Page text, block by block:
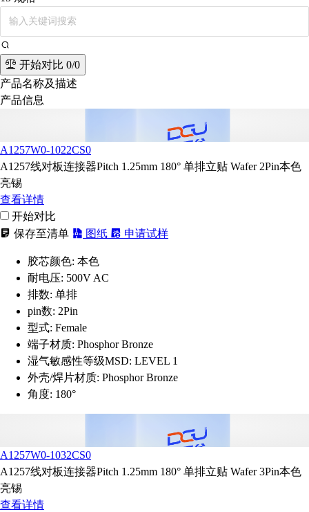
开始对比 0/0
产品名称及描述
产品信息
A1257W0-1022CS0
A1257线对板连接器Pitch 1.25mm 180° 单排立贴 Wafer 2Pin本色
亮锡
查看详情
开始对比
保存至清单
图纸 申请试样
胶芯颜色: 本色
耐电压: 500V AC
排数: 单排
pin数: 2Pin
型式: Female
端子材质: Phosphor Bronze
湿气敏感性等级MSD: LEVEL 1
外壳/焊片材质: Phosphor Bronze
角度: 180°
A1257W0-1032CS0
A1257线对板连接器Pitch 1.25mm 180° 单排立贴 Wafer 3Pin本色
亮锡
查看详情